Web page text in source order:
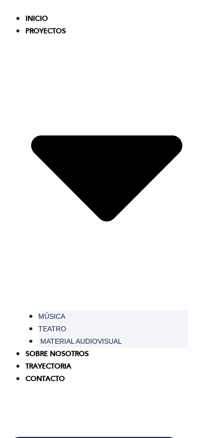
content
INICIO
PROYECTOS
MÚSICA
TEATRO
MATERIAL AUDIOVISUAL
SOBRE NOSOTROS
TRAYECTORIA
CONTACTO